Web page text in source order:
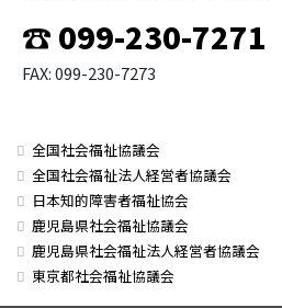
☎ 099-230-7271
FAX: 099-230-7273
全国社会福祉協議会
全国社会福祉法人経営者協議会
日本知的障害者福祉協会
鹿児島県社会福祉協議会
鹿児島県社会福祉法人経営者協議会
東京都社会福祉協議会